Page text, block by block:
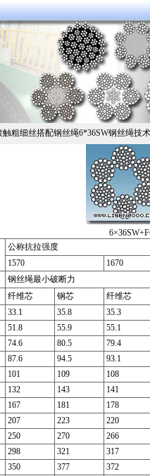
触粗细丝搭配钢丝绳6*36SW钢丝绳技
公称抗拉强度
1570
1670
钢丝绳最小破断力
纤维芯 钢芯
纤维芯
33.1 35.8
35.3
51.8 55.9
55.1
74.6 80.5
79.4
87.6 94.5
93.1
101 109
108
132 143
141
167 181
178
207 223
220
250 270
266
298 321
317
350 377
372